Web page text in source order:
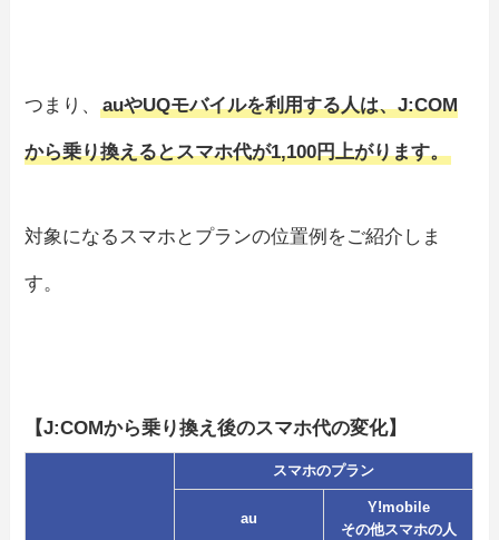
つまり、auやUQモバイルを利用する人は、J:COM
から乗り換えるとスマホ代が1,100円上がります。
対象になるスマホとプランの位置例をご紹介しま
す。
【J:COMから乗り換え後のスマホ代の変化】
スマホのプラン
au
Y!mobile
その他スマホの人